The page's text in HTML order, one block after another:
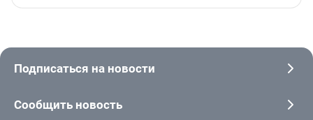
Подписаться на новости
Сообщить новость